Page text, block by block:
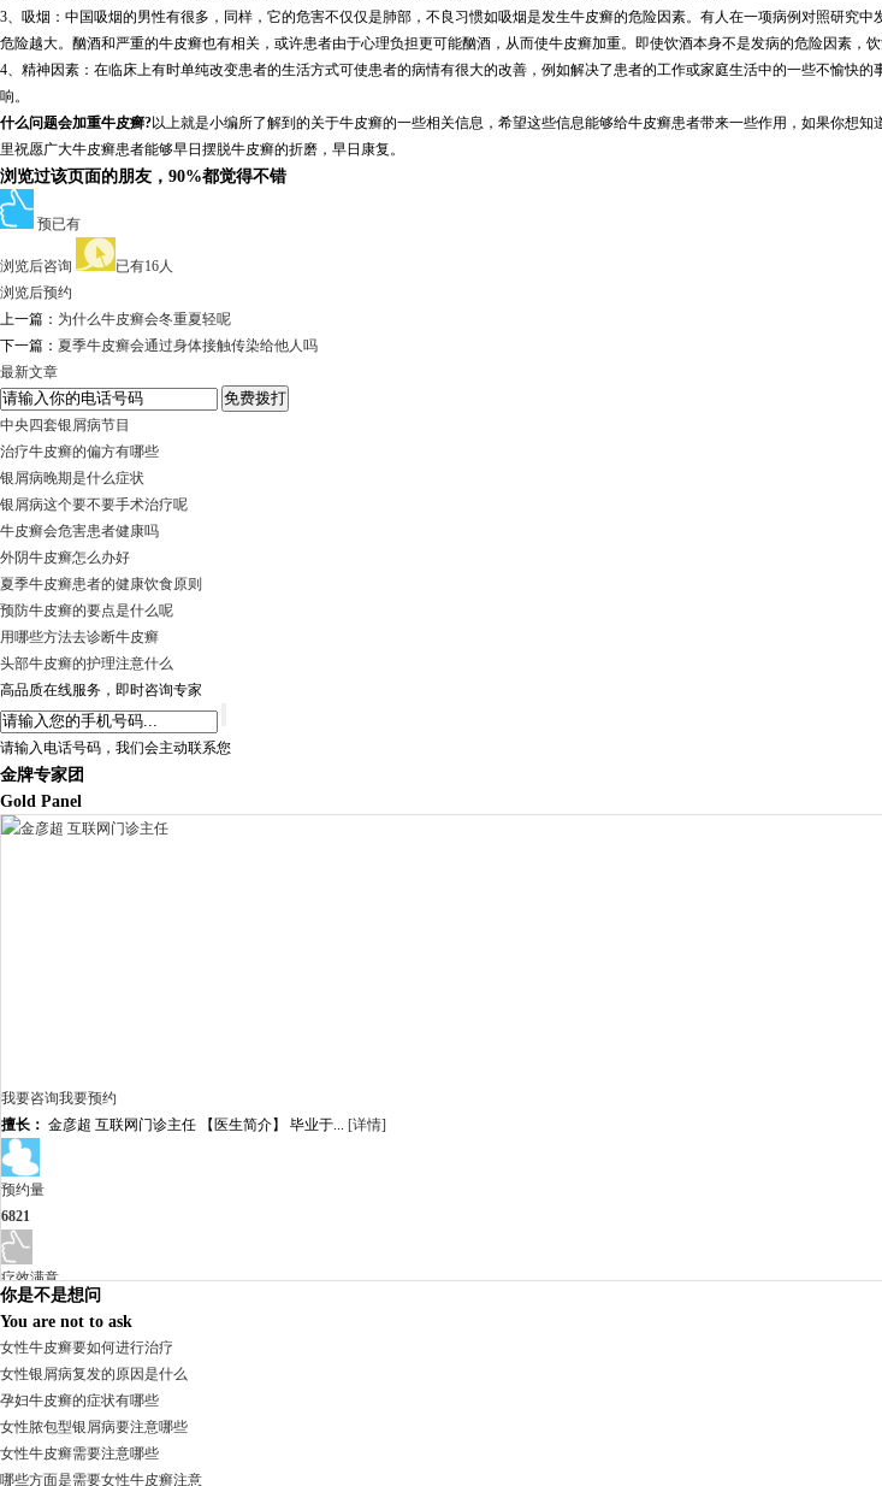
3、吸烟：中国吸烟的男性有很多，同样，它的危害不仅仅是肺部，不良习惯如吸烟是发生牛皮癣的危险因素。有人在一项病例对照研究
危险越大。酗酒和严重的牛皮癣也有相关，或许患者由于心理负担更可能酗酒，从而使牛皮癣加重。即使饮酒本身不是发病的危险因素，
4、精神因素：在临床上有时单纯改变患者的生活方式可使患者的病情有很大的改善，例如解决了患者的工作或家庭生活中的一些不愉快
响。
什么问题会加重牛皮癣?以上就是小编所了解到的关于牛皮癣的一些相关信息，希望这些信息能够给牛皮癣患者带来一些作用，如果你想知
里祝愿广大牛皮癣患者能够早日摆脱牛皮癣的折磨，早日康复。
浏览过该页面的朋友，90%都觉得不错
预已有
浏览后咨询
已有16人
浏览后预约
上一篇： 为什么牛皮癣会冬重夏轻呢
下一篇： 夏季牛皮癣会通过身体接触传染给他人吗
最新文章
中央四套银屑病节目
治疗牛皮癣的偏方有哪些
银屑病晚期是什么症状
银屑病这个要不要手术治疗呢
牛皮癣会危害患者健康吗
外阴牛皮癣怎么办好
夏季牛皮癣患者的健康饮食原则
预防牛皮癣的要点是什么呢
用哪些方法去诊断牛皮癣
头部牛皮癣的护理注意什么
高品质在线服务，即时咨询专家
请输入电话号码，我们会主动联系您
金牌专家团
Gold Panel
我要咨询我要预约
擅长： 金彦超 互联网门诊主任 【医生简介】 毕业于... [详情]
预约量
6821
疗效满意
98%
你是不是想问
You are not to ask
女性牛皮癣要如何进行治疗
女性银屑病复发的原因是什么
孕妇牛皮癣的症状有哪些
女性脓包型银屑病要注意哪些
女性牛皮癣需要注意哪些
哪些方面是需要女性牛皮癣注意